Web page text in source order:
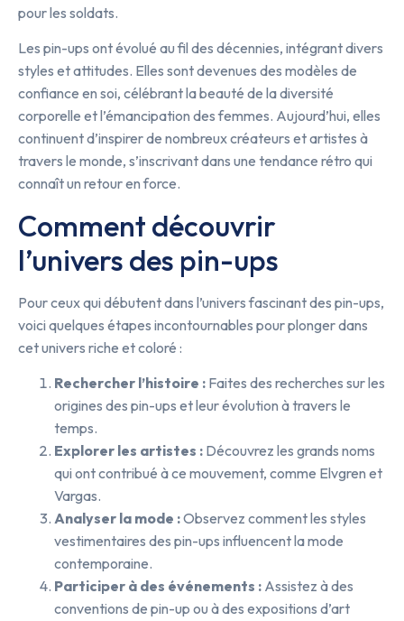
pour les soldats.
Les pin-ups ont évolué au fil des décennies, intégrant divers
styles et attitudes. Elles sont devenues des modèles de
confiance en soi, célébrant la beauté de la diversité
corporelle et l’émancipation des femmes. Aujourd’hui, elles
continuent d’inspirer de nombreux créateurs et artistes à
travers le monde, s’inscrivant dans une tendance rétro qui
connaît un retour en force.
Comment découvrir
l’univers des pin-ups
Pour ceux qui débutent dans l’univers fascinant des pin-ups,
voici quelques étapes incontournables pour plonger dans
cet univers riche et coloré :
Rechercher l’histoire : Faites des recherches sur les
origines des pin-ups et leur évolution à travers le
temps.
Explorer les artistes : Découvrez les grands noms
qui ont contribué à ce mouvement, comme Elvgren et
Vargas.
Analyser la mode :Observez comment les styles
vestimentaires des pin-ups influencent la mode
contemporaine.
Participer à des événements : Assistez à des
conventions de pin-up ou à des expositions d’art